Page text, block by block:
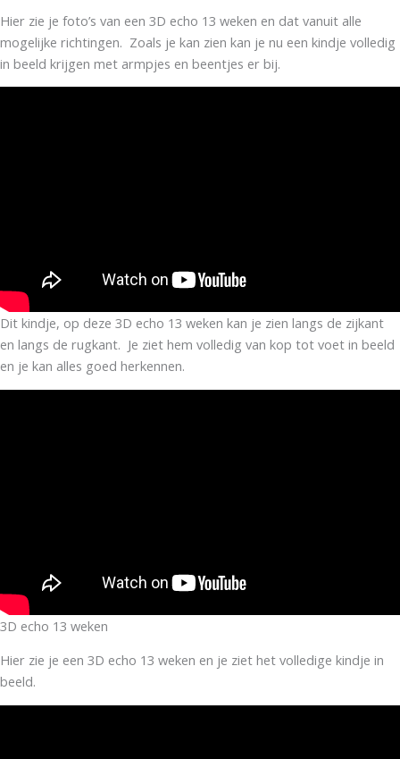
Hier zie je foto’s van een 3D echo 13 weken en dat vanuit alle
mogelijke richtingen. Zoals je kan zien kan je nu een kindje volledig
in beeld krijgen met armpjes en beentjes er bij.
Dit kindje, op deze 3D echo 13 weken kan je zien langs de zijkant
en langs de rugkant. Je ziet hem volledig van kop tot voet in beeld
en je kan alles goed herkennen.
3D echo 13 weken
Hier zie je een 3D echo 13 weken en je ziet het volledige kindje in
beeld.